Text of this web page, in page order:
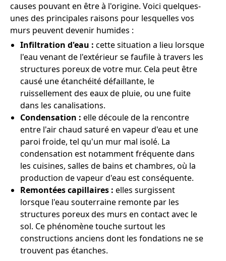
causes pouvant en être à l'origine. Voici quelques-
unes des principales raisons pour lesquelles vos
murs peuvent devenir humides :
Infiltration d'eau : cette situation a lieu lorsque
l'eau venant de l'extérieur se faufile à travers les
structures poreux de votre mur. Cela peut être
causé une étanchéité défaillante, le
ruissellement des eaux de pluie, ou une fuite
dans les canalisations.
Condensation : elle découle de la rencontre
entre l'air chaud saturé en vapeur d'eau et une
paroi froide, tel qu'un mur mal isolé. La
condensation est notamment fréquente dans
les cuisines, salles de bains et chambres, où la
production de vapeur d'eau est conséquente.
Remontées capillaires : elles surgissent
lorsque l'eau souterraine remonte par les
structures poreux des murs en contact avec le
sol. Ce phénomène touche surtout les
constructions anciens dont les fondations ne se
trouvent pas étanches.